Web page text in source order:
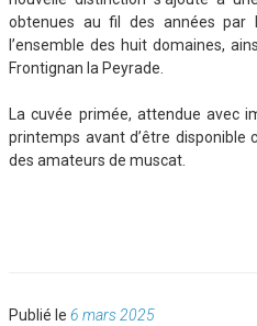
obtenues au fil des années
l’ensemble des huit domaines,
Frontignan la Peyrade.
La cuvée primée, attendue avec
printemps avant d’être disponible
des amateurs de muscat.
Publié le Publié
6 mars 2025